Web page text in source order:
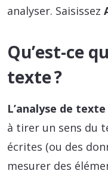
analyser. Saisissez
Qu’est-ce
texte ?
L’analyse de texte
à tirer un sens du
écrites (ou des
mesurer des